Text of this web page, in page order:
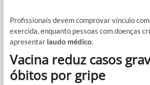
Profissionais devem comprovar vínculo
exercida, enquanto pessoas com doenças
apresentar laudo médico.
Vacina reduz casos
óbitos por gripe